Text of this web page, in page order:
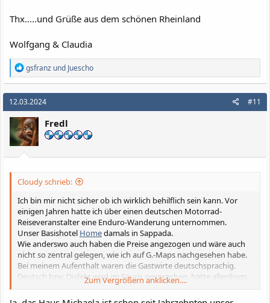
Thx.....und Grüße aus dem schönen Rheinland
Wolfgang & Claudia
R
e
a
k
t
i
o
n
e
n
gsfranz und Juescho
12.03.2024 #11
Fredl
Cloudy schrieb:
Ich bin mir nicht sicher ob ich wirklich behilflich sein kann. Vor
einigen Jahren hatte ich über einen deutschen Motorrad-
Reiseveranstalter eine Enduro-Wanderung unternommen.
Unser Basishotel Homedamals in Sappada.
Wie anderswo auch haben die Preise angezogen und wäre auch
nicht so zentral gelegen, wie ich auf G.-Maps nachgesehen habe.
Bei meinem Aufenthalt waren die Gastwirte deutschsprachig.
Deutsch bzw. Dialekt wird im Sauris gesprochen, hätte allerdings
keine pers. Empf. da ich dort nur Zwischenstops eingelegt habe.
Hab mal was drangehangen: Sauris
Zum Vergrößern anklicken....